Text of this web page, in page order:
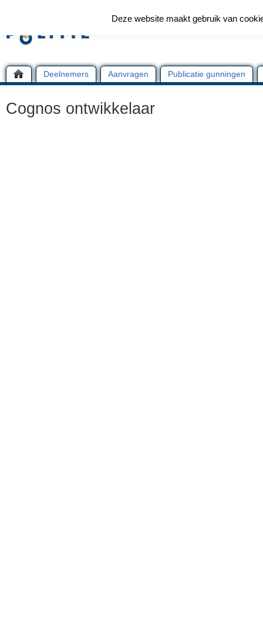
Deelnemers Aanvragen Publicatie gunningen
Cognos ontwikkelaar
Deze website maakt gebruik van